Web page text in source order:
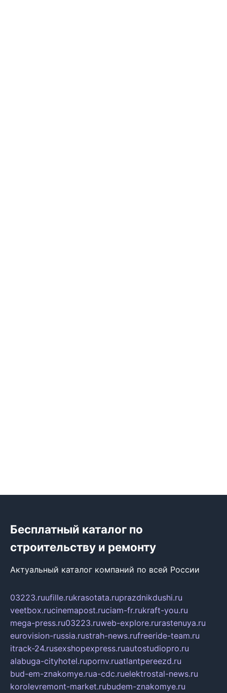
Бесплатный каталог по
строительству и ремонту
Актуальный каталог компаний по всей России
03223.ruufille.rukrasotata.ruprazdnikdushi.ru
veetbox.rucinemapost.ruciam-fr.rukraft-you.ru
mega-press.ru03223.ruweb-explore.rurastenuya.ru
eurovision-russia.rustrah-news.rufreeride-team.ru
itrack-24.rusexshopexpress.ruautostudiopro.ru
alabuga-cityhotel.rupornv.ruatlantpereezd.ru
bud-em-znakomye.rua-cdc.ruelektrostal-news.ru
korolevremont-market.rubudem-znakomye.ru